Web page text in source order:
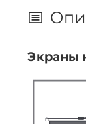
Экраны